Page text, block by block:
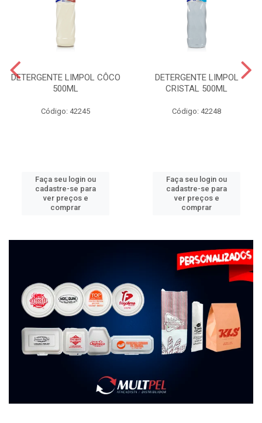
DETERGENTE LIMPOL CÔCO
500ML
Código: 42245
Faça seu login ou
cadastre-se para
ver preços e
comprar
DETERGENTE LIMPOL
CRISTAL 500ML
Código: 42248
Faça seu login ou
cadastre-se para
ver preços e
comprar